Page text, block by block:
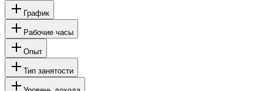
График
Рабочие часы
Опыт
Тип занятости